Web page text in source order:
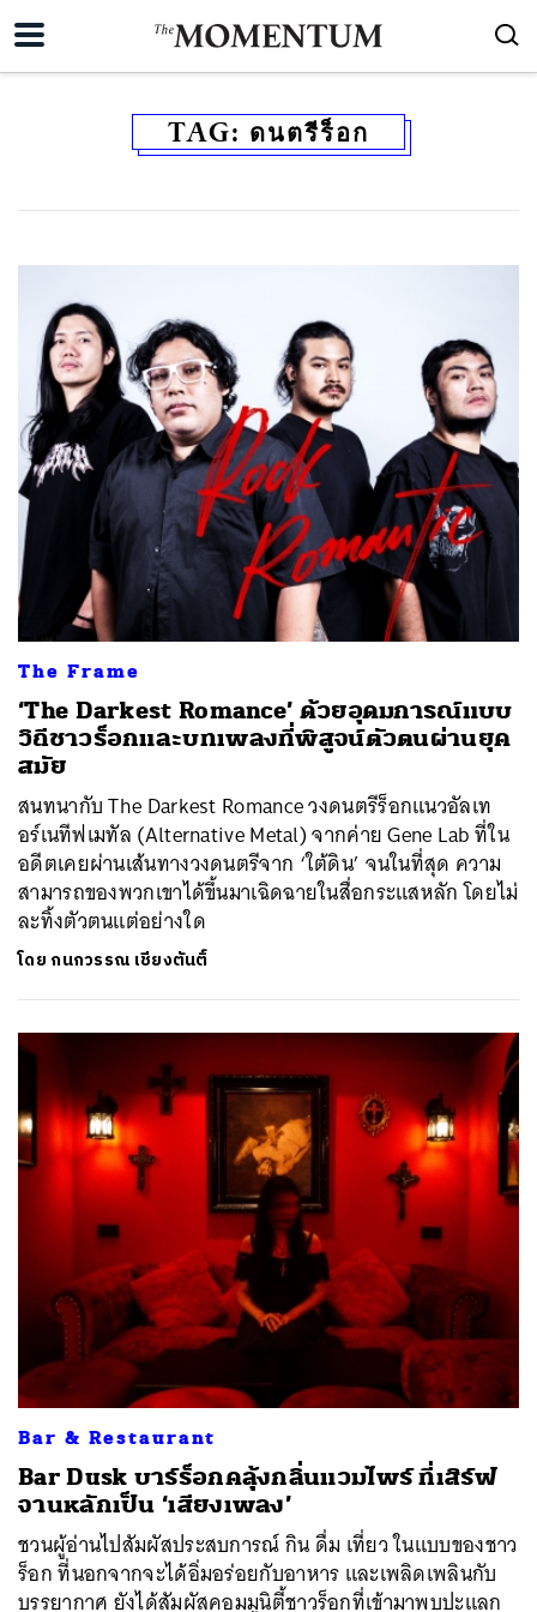
TAG: ดนตรีร็อก
The Frame
‘The Darkest Romance’ ด้วยอุดมการณ์แบบ
วิถีชาวร็อกและบทเพลงที่พิสูจน์ตัวตนผ่านยุค
สมัย
สนทนากับ The Darkest Romance วงดนตรีร็อกแนวอัลเท
อร์เนทีฟเมทัล (Alternative Metal) จากค่าย Gene Lab ที่ใน
อดีตเคยผ่านเส้นทางวงดนตรีจาก ‘ใต้ดิน’ จนในที่สุด ความ
สามารถของพวกเขาได้ขึ้นมาเฉิดฉายในสื่อกระแสหลัก โดยไม่
ละทิ้งตัวตนแต่อย่างใด
โดย กนกวรรณ เชียงตันติ์
Bar & Restaurant
Bar Dusk บาร์ร็อกคลุ้งกลิ่นแวมไพร์ ที่เสิร์ฟ
จานหลักเป็น ‘เสียงเพลง’
ชวนผู้อ่านไปสัมผัสประสบการณ์ กิน ดื่ม เที่ยว ในแบบของชาว
ร็อก ที่นอกจากจะได้อิ่มอร่อยกับอาหาร และเพลิดเพลินกับ
บรรยากาศ ยังได้สัมผัสคอมมูนิตี้ชาวร็อกที่เข้ามาพบปะแลก